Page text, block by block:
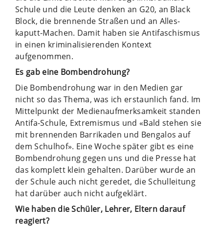
Schule und die Leute denken an G20, an Black
Block, die brennende Straßen und an Alles-
kaputt-Machen. Damit haben sie Antifaschismus
in einen kriminalisierenden Kontext
aufgenommen.
Es gab eine Bombendrohung?
Die Bombendrohung war in den Medien gar
nicht so das Thema, was ich erstaunlich fand. Im
Mittelpunkt der Medienaufmerksamkeit standen
Antifa-Schule, Extremismus und «Bald stehen sie
mit brennenden Barrikaden und Bengalos auf
dem Schulhof». Eine Woche später gibt es eine
Bombendrohung gegen uns und die Presse hat
das komplett klein gehalten. Darüber wurde an
der Schule auch nicht geredet, die Schulleitung
hat darüber auch nicht aufgeklärt.
Wie haben die Schüler, Lehrer, Eltern darauf
reagiert?